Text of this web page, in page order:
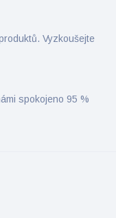
Vyzkoušejte
spokojeno 95 %